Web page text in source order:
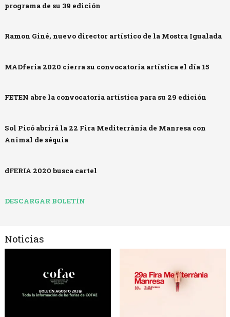
programa de su 39 edición
Ramon Giné, nuevo director artístico de la Mostra Igualada
MADferia 2020 cierra su convocatoria artística el día 15
FETEN abre la convocatoria artística para su 29 edición
Sol Picó abrirá la 22 Fira Mediterrània de Manresa con
Animal de séquia
dFERIA 2020 busca cartel
DESCARGAR BOLETÍN
Noticias